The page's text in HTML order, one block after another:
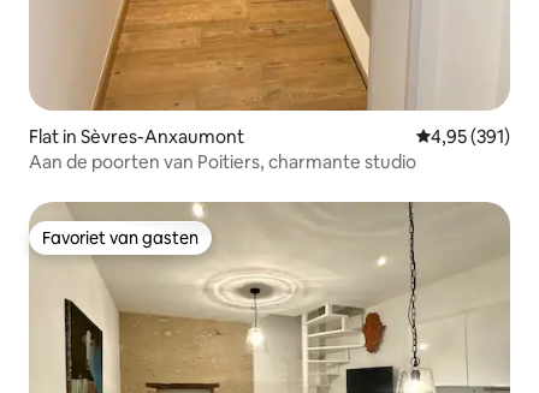
Flat in Sèvres-Anxaumont Gemiddelde
4,95 (391)
Aan de poorten van Poitiers, charmante studio
Favoriet van gasten
Favoriet van gasten